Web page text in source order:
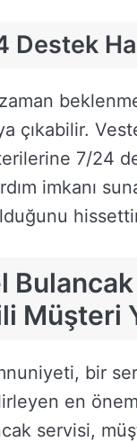
Destek
çıkabilir.
7/24
imkanı
Müşteri
bir
en
servisi,